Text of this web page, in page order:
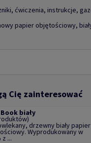
ćwiczenia, instrukcje,
papier objętościowy,
Cię zainteresować
Book biały
drzewny biały papier
Wyprodukowany w
...